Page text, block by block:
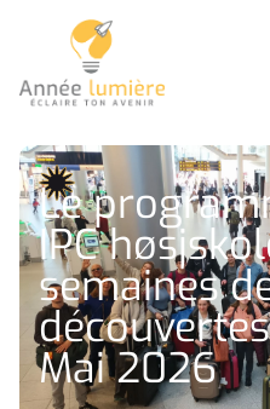
Le
IPC
semaines
Mai 2026